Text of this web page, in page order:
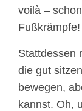
voilà –
Fußkrämpfe!
Stattdessen
die gut
bewegen,
kannst. Oh,